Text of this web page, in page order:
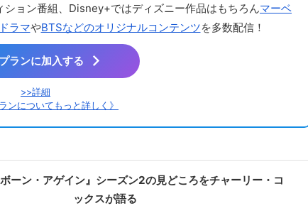
ョン番組、Disney+ではディズニー作品はもちろんマーベ
ラマやBTSなどのオリジナルコンテンツを多数配信！
ランに加入する
>>詳細
ンについてもっと詳しく》
ボーン・アゲイン』シーズン2の見どころをチャーリー・コ
ックスが語る